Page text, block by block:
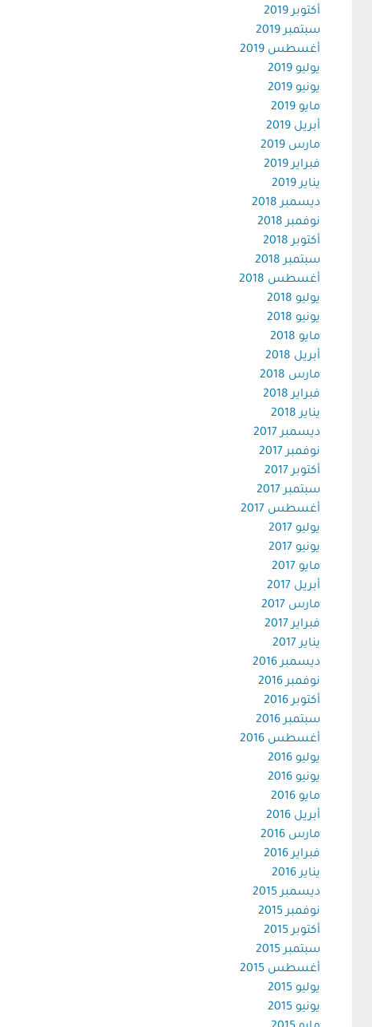
أكتوبر 2019
سبتمبر 2019
أغسطس 2019
يوليو 2019
يونيو 2019
مايو 2019
أبريل 2019
مارس 2019
فبراير 2019
يناير 2019
ديسمبر 2018
نوفمبر 2018
أكتوبر 2018
سبتمبر 2018
أغسطس 2018
يوليو 2018
يونيو 2018
مايو 2018
أبريل 2018
مارس 2018
فبراير 2018
يناير 2018
ديسمبر 2017
نوفمبر 2017
أكتوبر 2017
سبتمبر 2017
أغسطس 2017
يوليو 2017
يونيو 2017
مايو 2017
أبريل 2017
مارس 2017
فبراير 2017
يناير 2017
ديسمبر 2016
نوفمبر 2016
أكتوبر 2016
سبتمبر 2016
أغسطس 2016
يوليو 2016
يونيو 2016
مايو 2016
أبريل 2016
مارس 2016
فبراير 2016
يناير 2016
ديسمبر 2015
نوفمبر 2015
أكتوبر 2015
سبتمبر 2015
أغسطس 2015
يوليو 2015
يونيو 2015